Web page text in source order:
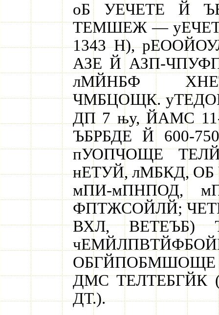
оБ УЕЧЕТЕ Й
ТЕМШЕЖ —
1343 Н),
АЗЕ Й АЗП-
лМЙНБФ
ЧМБЦОЩК.
ДП 7 њу, ЙАМС
ЪБРБДЕ Й 600-
пУОПЧОЩЕ
нЕТУЙ, лМБКД,
мПИ-мПНПОД,
ФПТЖСОЙЛЙ;
ВХЛ, ВЕТЕЪБ)
ОБГЙПОБМШОЩЕ
ДМС ТЕЛТЕБГЙК
ДТ.).